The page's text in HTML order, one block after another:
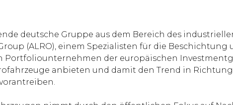
deutsche Gruppe aus dem Bereich des
(ALRO), einem Spezialisten für die
Portfoliounternehmen der europäischen
anbieten und damit den Trend in